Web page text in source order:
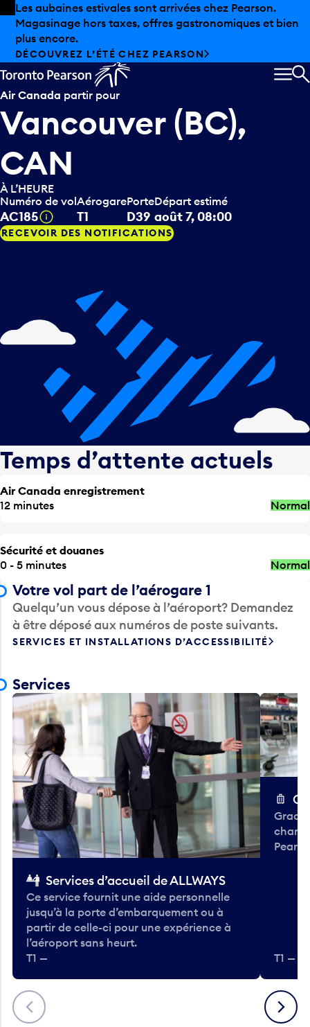
Skip to offers
Passer au contenu principal
Les aubaines estivales sont arrivées chez Pearson.
Magasinage hors taxes, offres gastronomiques et bien
plus encore.
DÉCOUVREZ L’ÉTÉ CHEZ PEARSON
Air Canada partir pour
Vancouver (BC),
CAN
À L’HEURE
Numéro de vol
AC185 Infobulle
Aérogare
T1
Porte
D39
Départ estimé
août 7, 08:00
RECEVOIR DES NOTIFICATIONS
Temps d’attente actuels
Air Canada enregistrement
12 minutes
Normal
Sécurité et douanes
0 - 5 minutes
Normal
Votre vol part de l’aérogare 1
Quelqu’un vous dépose à l’aéroport? Demandez
à être déposé aux numéros de poste suivants.
SERVICES ET INSTALLATIONS D’ACCESSIBILITÉ
Services
Précédent
Services d’accueil de ALLWAYS
Ce service fournit une aide personnelle
jusqu’à la porte d’embarquement ou à
partir de celle-ci pour une expérience à
l’aéroport sans heurt.
T1 —
T1 —
Suivant